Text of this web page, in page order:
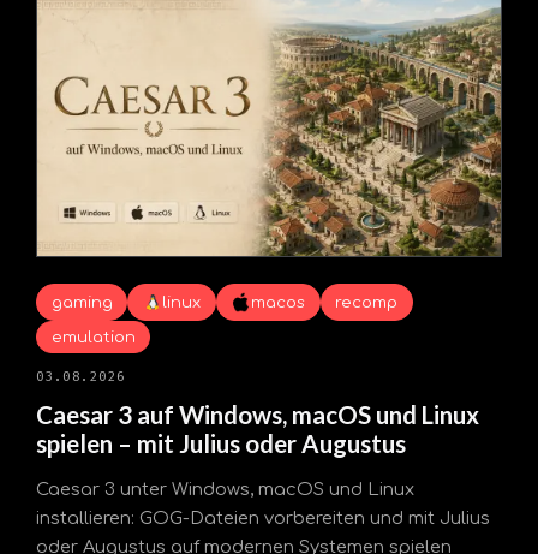
gaming linux macos
recomp
emulation
03.08.2026
Caesar 3 auf Windows, macOS und Linux
spielen – mit Julius oder Augustus
Caesar 3 unter Windows, macOS und Linux
installieren: GOG-Dateien vorbereiten und mit Julius
oder Augustus auf modernen Systemen spielen